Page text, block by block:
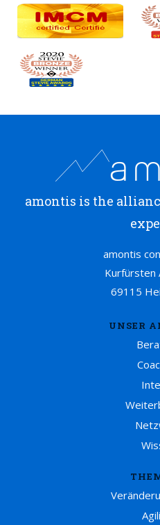
amontis is the
amontis
Kurfürsten
69115
UNSER